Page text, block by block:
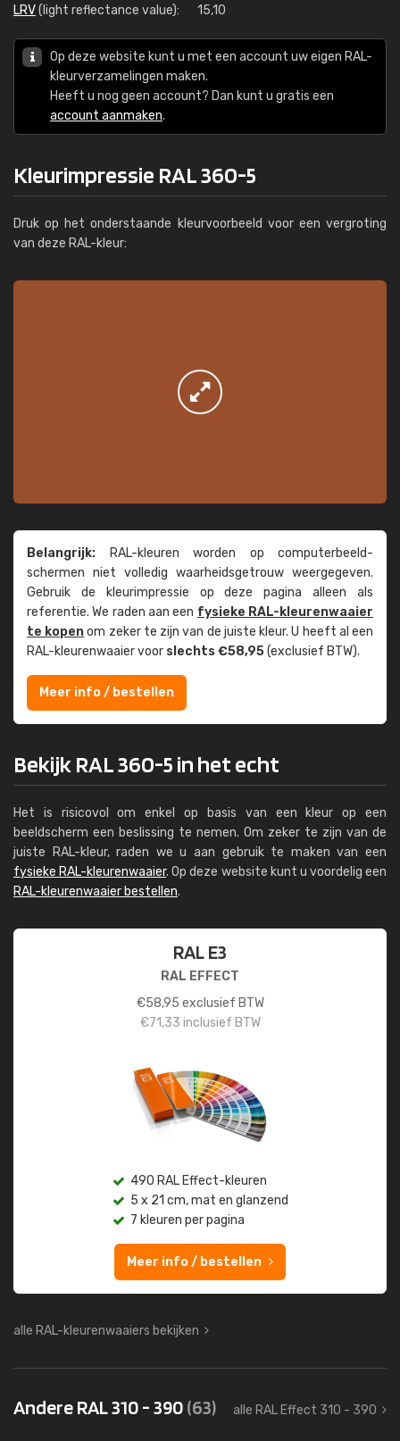
LRV(light reflectance value): 15,10
Op deze website kunt u met een account uw eigen RAL-
kleurverzamelingen maken.
Heeft u nog geen account? Dan kunt u gratis een
account aanmaken.
Kleurimpressie RAL 360-5
Druk op het onderstaande kleurvoorbeeld voor een vergroting
van deze RAL-kleur:
Belangrijk: RAL-kleuren worden op computer­beeld­
schermen niet volledig waarheids­­getrouw weer­gegeven.
Gebruik de kleur­impressie op deze pagina alleen als
referentie. We raden aan een fysieke RAL-kleuren­waaier
te kopenom zeker te zijn van de juiste kleur. U heeft al een
RAL-kleuren­waaier voor slechts €58,95(exclusief BTW).
Meer info / bestellen
Bekijk RAL 360-5 in het echt
Het is risicovol om enkel op basis van een kleur op een
beeldscherm een beslissing te nemen. Om zeker te zijn van de
juiste RAL-kleur, raden we u aan gebruik te maken van een
fysieke RAL-kleurenwaaier. Op deze website kunt u voordelig een
RAL-kleurenwaaier bestellen.
RAL E3
RAL EFFECT
€58,95 exclusief BTW
€71,33 inclusief BTW
490 RAL Effect-kleuren
5 x 21 cm, mat en glanzend
7 kleuren per pagina
Meer info / bestellen
alle RAL-kleurenwaaiers bekijken
Andere RAL 310 - 390(63) alle RAL Effect 310 - 390